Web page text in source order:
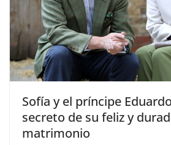
​Sofía y el príncipe
secreto de su feliz y
matrimonio